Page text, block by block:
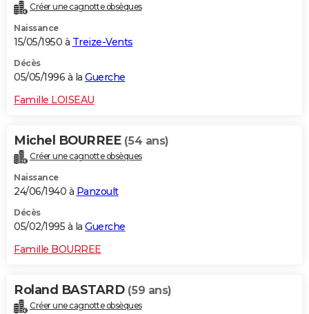
Créer une cagnotte obsèques
Naissance
15/05/1950 à Treize-Vents
Décès
05/05/1996 à la Guerche
Famille LOISEAU
Michel BOURREE (54 ans)
Créer une cagnotte obsèques
Naissance
24/06/1940 à Panzoult
Décès
05/02/1995 à la Guerche
Famille BOURREE
Roland BASTARD (59 ans)
Créer une cagnotte obsèques